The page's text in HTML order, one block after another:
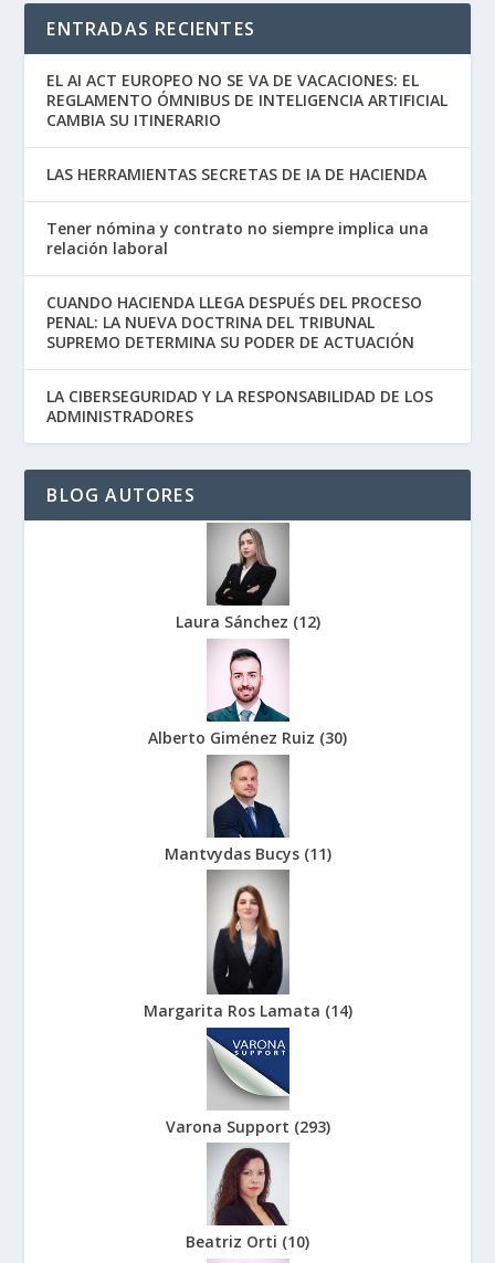
ENTRADAS RECIENTES
EL AI ACT EUROPEO NO SE VA DE VACACIONES: EL
REGLAMENTO ÓMNIBUS DE INTELIGENCIA ARTIFICIAL
CAMBIA SU ITINERARIO
LAS HERRAMIENTAS SECRETAS DE IA DE HACIENDA
Tener nómina y contrato no siempre implica una
relación laboral
CUANDO HACIENDA LLEGA DESPUÉS DEL PROCESO
PENAL: LA NUEVA DOCTRINA DEL TRIBUNAL
SUPREMO DETERMINA SU PODER DE ACTUACIÓN
LA CIBERSEGURIDAD Y LA RESPONSABILIDAD DE LOS
ADMINISTRADORES
BLOG AUTORES
Laura Sánchez (12)
Alberto Giménez Ruiz (30)
Mantvydas Bucys (11)
Margarita Ros Lamata (14)
Varona Support (293)
Beatriz Orti (10)